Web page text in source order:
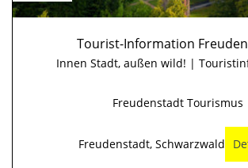
Tourist-Information
Innen Stadt, außen wild! |
Freudenstadt Tourismus
Freudenstadt, Schwarzwald